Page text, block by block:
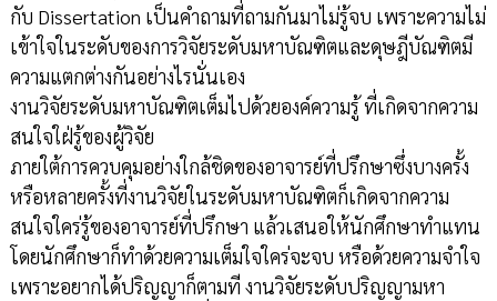
กับ Dissertation เป็นคำถามที่ถามกันมาไม่รู้จบ เพราะความไม่
เข้าใจในระดับของการวิจัยระดับมหาบัณฑิตและดุษฎีบัณฑิตมี
ความแตกต่างกันอย่างไรนั่นเอง
งานวิจัยระดับมหาบัณฑิตเต็มไปด้วยองค์ความรู้ ที่เกิดจากความ
สนใจใฝ่รู้ของผู้วิจัย
ภายใต้การควบคุมอย่างใกล้ชิดของอาจารย์ที่ปรึกษาซึ่งบางครั้ง
หรือหลายครั้งที่งานวิจัยในระดับมหาบัณฑิตก็เกิดจากความ
สนใจใคร่รู้ของอาจารย์ที่ปรึกษา แล้วเสนอให้นักศึกษาทำแทน
โดยนักศึกษาก็ทำด้วยความเต็มใจใคร่จะจบ หรือด้วยความจำใจ
เพราะอยากได้ปริญญาก็ตามที งานวิจัยระดับปริญญามหา